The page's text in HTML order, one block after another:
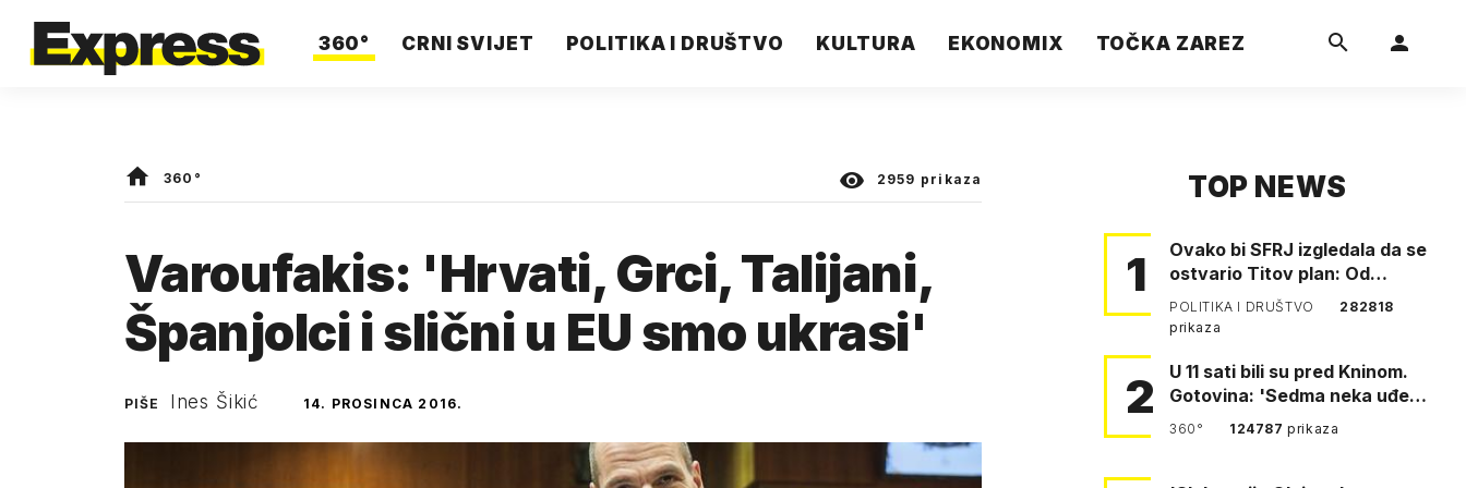
360° CRNI SVIJET POLITIKA I DRUŠTVO KULTURA EKONOMIX TOČKA ZAREZ
360° 2959 prikaza
Varoufakis: 'Hrvati, Grci, Talijani,
Španjolci i slični u EU smo ukrasi'
PIŠE Ines Šikić 14. PROSINCA 2016.
TOP NEWS
1
Ovako bi SFRJ izgledala da se
ostvario Titov plan: Od
Klagenfurta do Istanbula!
POLITIKA I DRUŠTVO
282818
prikaza
2
U 11 sati bili su pred Kninom.
Gotovina: 'Sedma neka uđe,
4. gardijska neka g…
360° 124787prikaza